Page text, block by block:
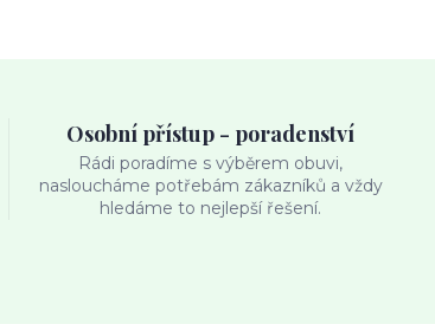
Osobní přístup - poradenství
Rádi poradíme s výběrem obuvi,
nasloucháme potřebám zákazníků a vždy
hledáme to nejlepší řešení.